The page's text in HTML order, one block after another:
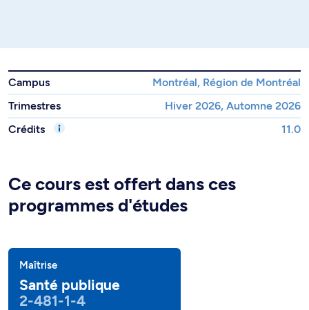
Campus
Montréal, Région de Montréal
Trimestres
Hiver 2026, Automne 2026
Crédits
11.0
Ce cours est offert dans ces
programmes d'études
Maîtrise
Santé publique
2-481-1-4